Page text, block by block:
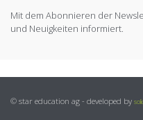
Mit dem Abonnieren der
und Neuigkeiten informiert.
© star education ag - developed by